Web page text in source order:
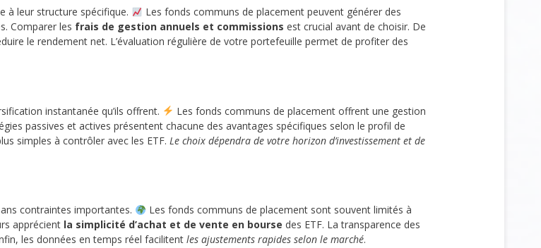
à leur structure spécifique.
Les fonds communs de placement peuvent générer des
Comparer les frais de gestion annuels et commissions est crucial avant de choisir. De
le rendement net. L’évaluation régulière de votre portefeuille permet de profiter des
instantanée qu’ils offrent.
Les fonds communs de placement offrent une gestion
passives et actives présentent chacune des avantages spécifiques selon le profil de
simples à contrôler avec les ETF. Le choix dépendra de votre horizon d’investissement et de
contraintes importantes.
Les fonds communs de placement sont souvent limités à
apprécient la simplicité d’achat et de vente en bourse des ETF. La transparence des
les données en temps réel facilitent les ajustements rapides selon le marché.